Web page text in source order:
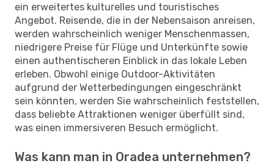
ein erweitertes kulturelles und touristisches
Angebot. Reisende, die in der Nebensaison anreisen,
werden wahrscheinlich weniger Menschenmassen,
niedrigere Preise für Flüge und Unterkünfte sowie
einen authentischeren Einblick in das lokale Leben
erleben. Obwohl einige Outdoor-Aktivitäten
aufgrund der Wetterbedingungen eingeschränkt
sein könnten, werden Sie wahrscheinlich feststellen,
dass beliebte Attraktionen weniger überfüllt sind,
was einen immersiveren Besuch ermöglicht.
Was kann man in Oradea unternehmen?